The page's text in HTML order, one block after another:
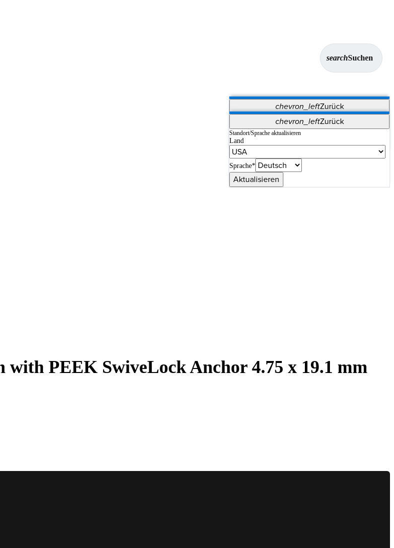
searchSuchen
chevron_leftZurück
Vet Systems OrthoPedia Patient
Supplier Portal
Synergy-Bildgebung und -Resektion
chevron_leftZurück
Standort/Sprache aktualisieren
Land
Sprache*
Aktualisieren
PEEK SwiveLock Anchor 4.75 x 19.1 mm